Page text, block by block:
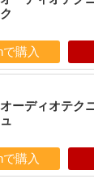
ク
購入
オーディオテク
ュ
購入